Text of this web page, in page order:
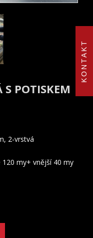
KONTAKT
S POTISKEM
2-vrstvá
my+ vnější 40 my